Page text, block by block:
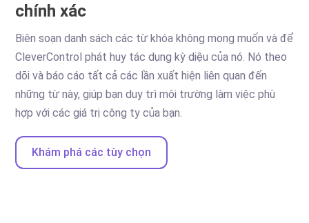
chính xác
Biên soạn danh sách các từ khóa không mong muốn và để
CleverControl phát huy tác dụng kỳ diệu của nó. Nó theo
dõi và báo cáo tất cả các lần xuất hiện liên quan đến
những từ này, giúp bạn duy trì môi trường làm việc phù
hợp với các giá trị công ty của bạn.
Khám phá các tùy chọn